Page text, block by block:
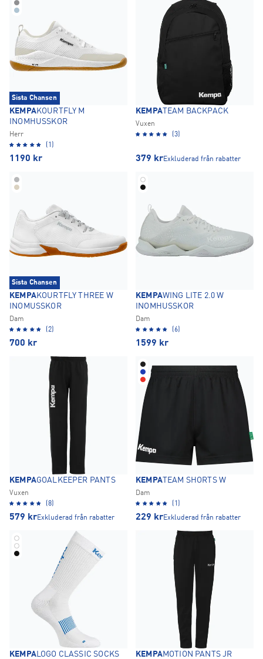
Sista Chansen
KEMPAKOURTFLY M
INOMHUSSKOR
Herr
(1)
1190 kr
KEMPATEAM BACKPACK
Vuxen
(3)
379 krExkluderad från rabatter
Sista Chansen
KEMPAKOURTFLY THREE W
INOMUSSKOR
Dam
(2)
700 kr
KEMPAWING LITE 2.0 W
INOMHUSSKOR
Dam
(6)
1599 kr
KEMPAGOALKEEPER PANTS
Vuxen
(8)
579 krExkluderad från rabatter
KEMPATEAM SHORTS W
Dam
(1)
229 krExkluderad från rabatter
KEMPALOGO CLASSIC SOCKS KEMPAMOTION PANTS JR